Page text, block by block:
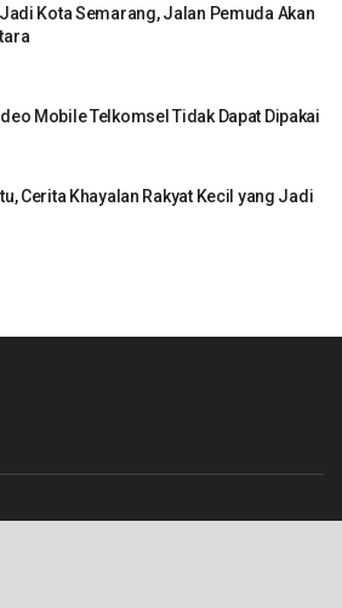
Kota Semarang, Jalan Pemuda Akan
Mobile Telkomsel Tidak Dapat Dipakai
Cerita Khayalan Rakyat Kecil yang Jadi